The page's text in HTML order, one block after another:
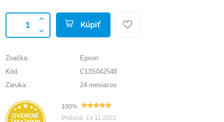
Kúpiť
Značka:
Epson
Kód:
C13S042548
Záruka:
24 mesiacov
100%
Pridané: 14.11.2022